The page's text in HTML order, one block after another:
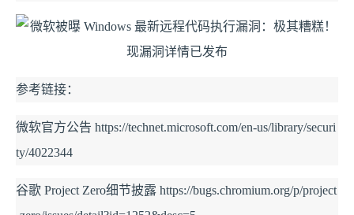
参考链接：
微软官方公告 https://technet.microsoft.com/en-us/library/securi
ty/4022344
谷歌 Project Zero细节披露 https://bugs.chromium.org/p/project